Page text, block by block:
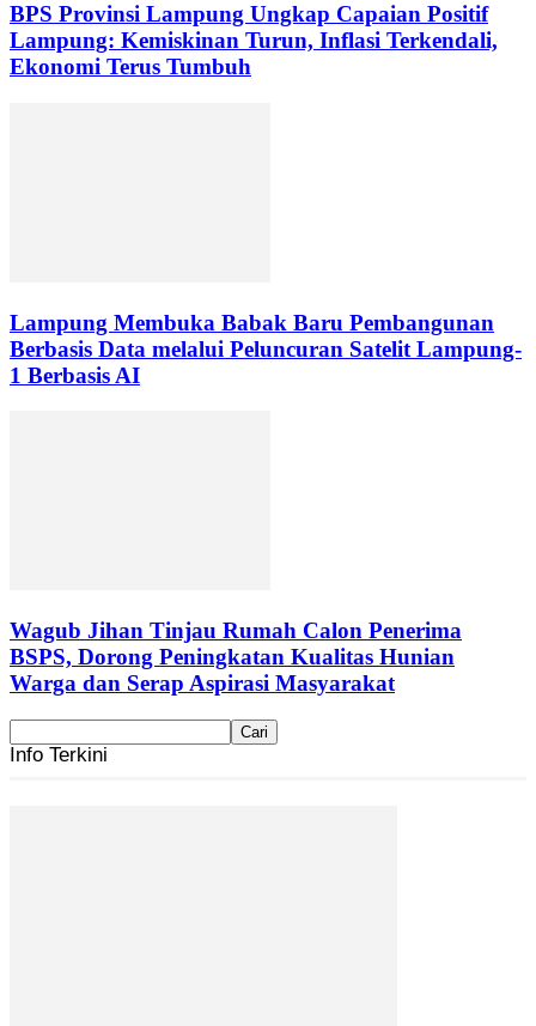
BPS Provinsi Lampung Ungkap Capaian Positif
Lampung: Kemiskinan Turun, Inflasi Terkendali,
Ekonomi Terus Tumbuh
Lampung Membuka Babak Baru Pembangunan
Berbasis Data melalui Peluncuran Satelit Lampung-
1 Berbasis AI
Wagub Jihan Tinjau Rumah Calon Penerima
BSPS, Dorong Peningkatan Kualitas Hunian
Warga dan Serap Aspirasi Masyarakat
Info Terkini